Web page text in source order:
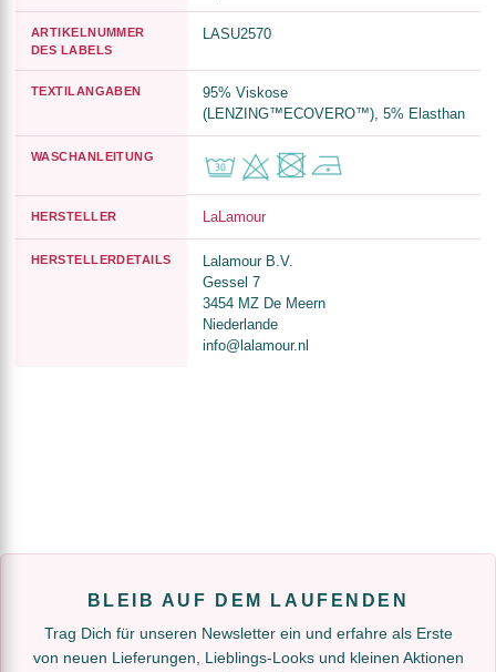
ARTIKELNUMMER
DES LABELS
LASU2570
TEXTILANGABEN
95% Viskose
(LENZING™ECOVERO™), 5% Elasthan
WASCHANLEITUNG
HERSTELLER LaLamour
HERSTELLERDETAILS
Lalamour B.V.
Gessel 7
3454 MZ De Meern
Niederlande
info@lalamour.nl
BLEIB AUF DEM LAUFENDEN
Trag Dich für unseren Newsletter ein und erfahre als Erste
von neuen Lieferungen, Lieblings-Looks und kleinen Aktionen